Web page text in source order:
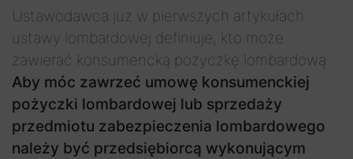
Ustawodawca już w pierwszych artykułach
ustawy lombardowej definiuje, kto może
zawierać konsumencką pożyczkę lombardową.
Aby móc zawrzeć umowę konsumenckiej
pożyczki lombardowej lub sprzedaży
przedmiotu zabezpieczenia lombardowego
należy być przedsiębiorcą wykonującym